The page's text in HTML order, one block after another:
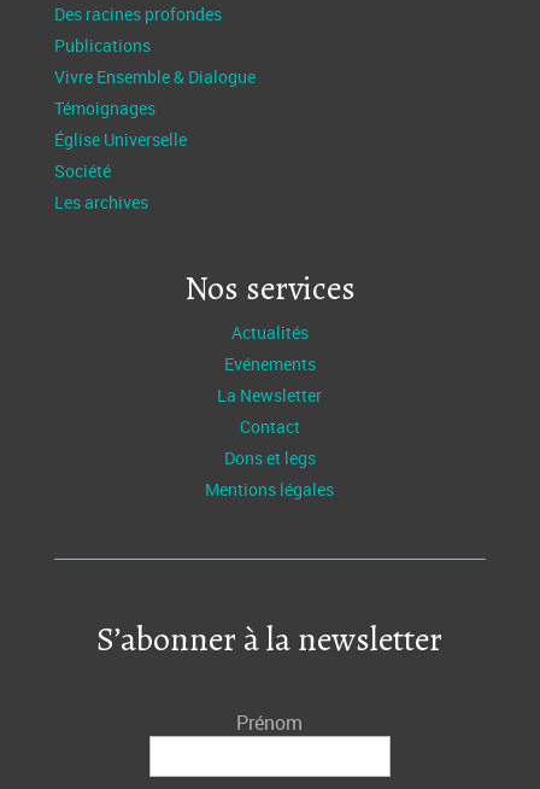
Des racines profondes
Publications
Vivre Ensemble & Dialogue
Témoignages
Église Universelle
Société
Les archives
Nos services
Actualités
Evénements
La Newsletter
Contact
Dons et legs
Mentions légales
S’abonner à la newsletter
Prénom